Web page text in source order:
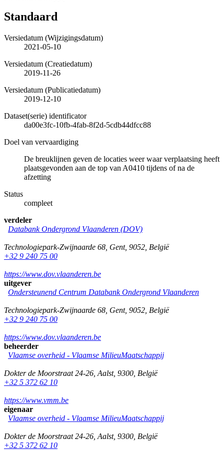
Standaard
Versiedatum (Wijzigingsdatum)
2021-05-10
Versiedatum (Creatiedatum)
2019-11-26
Versiedatum (Publicatiedatum)
2019-12-10
Dataset(serie) identificator
da00e3fc-10fb-4fab-8f2d-5cdb44dfcc88
Doel van vervaardiging
De breuklijnen geven de locaties weer waar verplaatsing heeft
plaatsgevonden aan de top van A0410 tijdens of na de
afzetting
Status
compleet
verdeler
Databank Ondergrond Vlaanderen (DOV)
Technologiepark-Zwijnaarde 68 Gent, 9052 België
+32 9 240 75 00
https://www.dov.vlaanderen.be
uitgever
Ondersteunend Centrum Databank Ondergrond Vlaanderen
Technologiepark-Zwijnaarde 68 Gent, 9052 België
+32 9 240 75 00
https://www.dov.vlaanderen.be
beheerder
Vlaamse overheid - Vlaamse MilieuMaatschappij
Dokter de Moorstraat 24-26 Aalst, 9300 België
+32 5 372 62 10
https://www.vmm.be
eigenaar
Vlaamse overheid - Vlaamse MilieuMaatschappij
Dokter de Moorstraat 24-26 Aalst, 9300 België
+32 5 372 62 10